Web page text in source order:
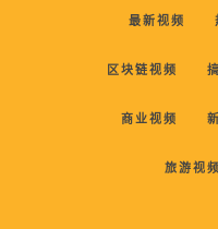
最新视频
区块链视频
商业视频
旅游视频